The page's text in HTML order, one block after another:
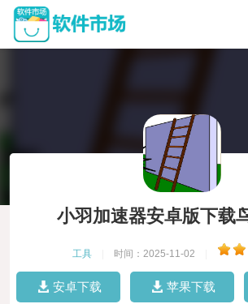
小羽加速器安卓版下载
工具 时间：2025-11-02
安卓下载 苹果下载